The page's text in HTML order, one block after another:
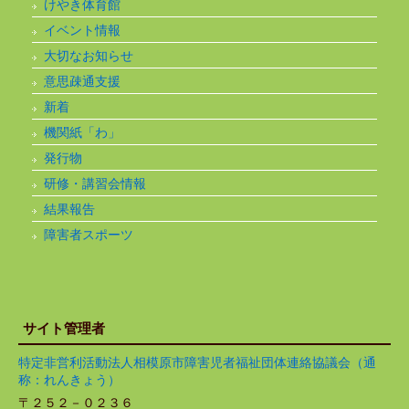
けやき体育館
イベント情報
大切なお知らせ
意思疎通支援
新着
機関紙「わ」
発行物
研修・講習会情報
結果報告
障害者スポーツ
サイト管理者
特定非営利活動法人相模原市障害児者福祉団体連絡協議会（通
称：れんきょう）
〒２５２－０２３６